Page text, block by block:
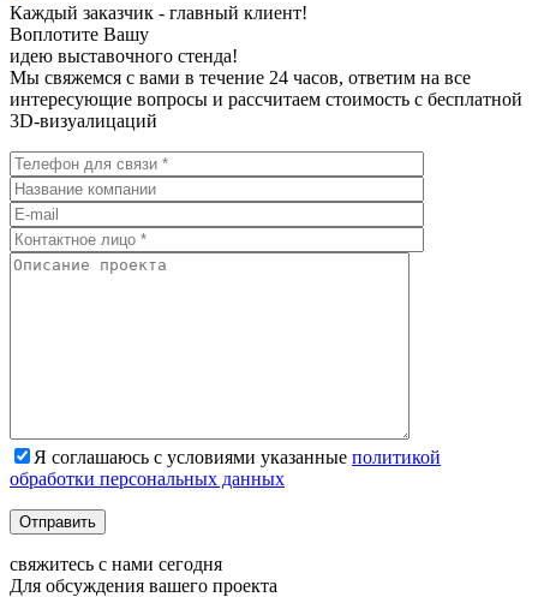
Каждый заказчик - главный клиент!
Воплотите Вашу
идею выставочного стенда!
Мы свяжемся с вами в течение 24 часов, ответим на все
интересующие вопросы и рассчитаем стоимость с бесплатной
3D-визуалицаций
Я соглашаюсь с условиями указанные политикой
обработки персональных данных
Отправить
свяжитесь с нами сегодня
Для обсуждения вашего проекта